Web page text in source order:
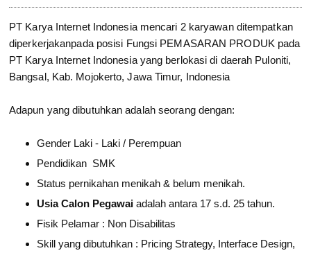
PT Karya Internet Indonesia mencari 2 karyawan ditempatkan
diperkerjakanpada posisi Fungsi PEMASARAN PRODUK pada
PT Karya Internet Indonesia yang berlokasi di daerah Puloniti,
Bangsal, Kab. Mojokerto, Jawa Timur, Indonesia
Adapun yang dibutuhkan adalah seorang dengan:
Gender Laki - Laki / Perempuan
Pendidikan SMK
Status pernikahan menikah & belum menikah.
Usia Calon Pegawaiadalah antara 17 s.d. 25 tahun.
Fisik Pelamar : Non Disabilitas
Skill yang dibutuhkan : Pricing Strategy, Interface Design,